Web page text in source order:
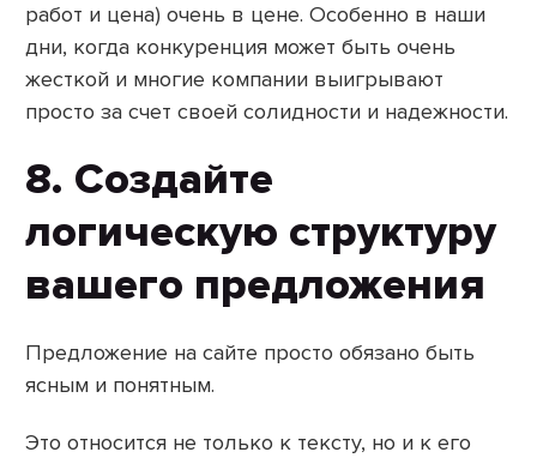
работ и цена) очень в цене. Особенно в наши
дни, когда конкуренция может быть очень
жесткой и многие компании выигрывают
просто за счет своей солидности и надежности.
8. Создайте
логическую структуру
вашего предложения
Предложение на сайте просто обязано быть
ясным и понятным.
Это относится не только к тексту, но и к его